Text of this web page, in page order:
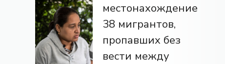
местонахождение
38 мигрантов,
пропавших без
вести между